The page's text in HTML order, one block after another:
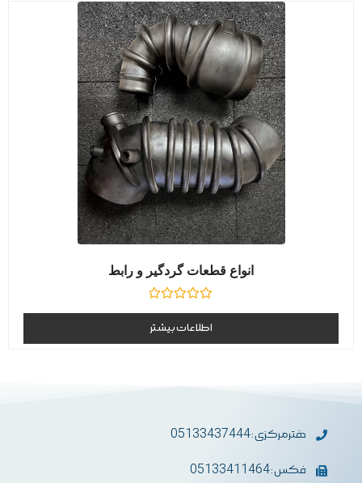
انواع قطعات گردگیر و رابط
0
از
5
اطلاعات بیشتر
دفترمرکزی : 05133437444
فکس : 05133411464